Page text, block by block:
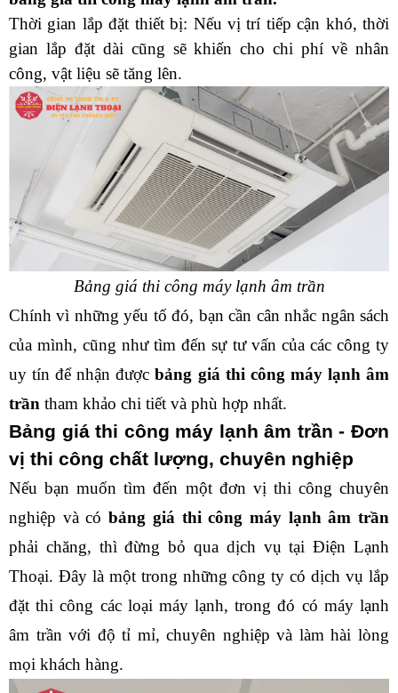
Thời gian lắp đặt thiết bị: Nếu vị trí tiếp cận khó, thời
gian lắp đặt dài cũng sẽ khiến cho chi phí về nhân
công, vật liệu sẽ tăng lên.
Bảng giá thi công máy lạnh âm trần
Chính vì những yếu tố đó, bạn cần cân nhắc ngân sách
của mình, cũng như tìm đến sự tư vấn của các công ty
uy tín để nhận được bảng giá thi công máy lạnh âm
trần tham khảo chi tiết và phù hợp nhất.
Bảng giá thi công máy lạnh âm trần - Đơn
vị thi công chất lượng, chuyên nghiệp
Nếu bạn muốn tìm đến một đơn vị thi công chuyên
nghiệp và có
phải chăng, thì đừng bỏ qua dịch vụ tại Điện Lạnh
Thoại. Đây là một trong những công ty có dịch vụ lắp
đặt thi công các loại máy lạnh, trong đó có máy lạnh
âm trần với độ tỉ mỉ, chuyên nghiệp và làm hài lòng
mọi khách hàng.